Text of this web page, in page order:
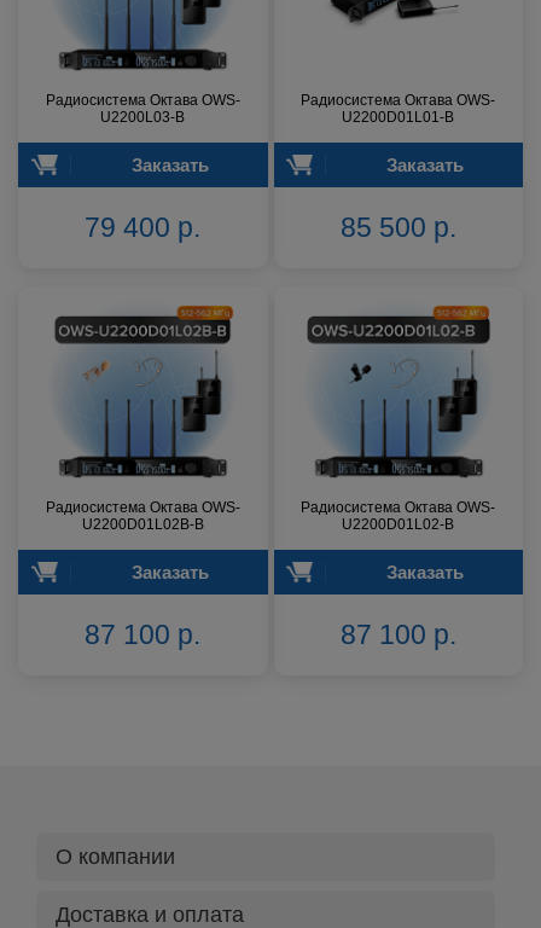
Радиосистема Октава OWS-
U2200L03-B
Заказать
79 400 р.
Радиосистема Октава OWS-
U2200D01L01-B
Заказать
85 500 р.
Радиосистема Октава OWS-
U2200D01L02В-B
Заказать
87 100 р.
Радиосистема Октава OWS-
U2200D01L02-B
Заказать
87 100 р.
О компании
Доставка и оплата